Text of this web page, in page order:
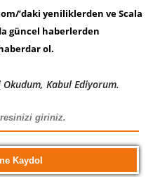
’daki yeniliklerden ve Scala
güncel haberlerden
ol.
Okudum, Kabul Ediyorum.